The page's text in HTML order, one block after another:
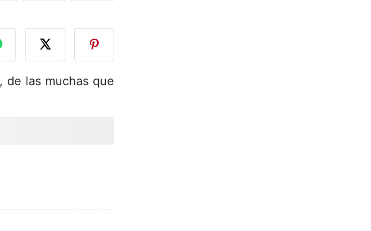
Publicar la foto de esta receta
de las muchas que